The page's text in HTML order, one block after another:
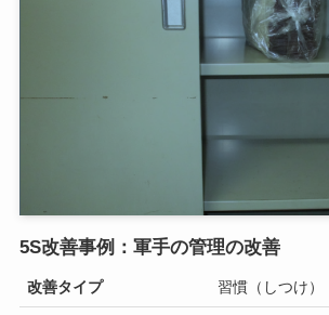
5S改善事例：軍手の管理の改善
改善タイプ 習慣（しつけ）